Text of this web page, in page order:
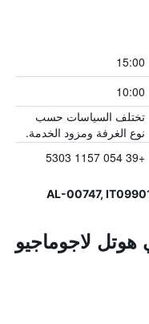
15:00
10:00
تختلف السياسات حسب
نوع الغرفة ومزود الخدمة.
+39 054 1157 5303
هوتل لاجوماجيو